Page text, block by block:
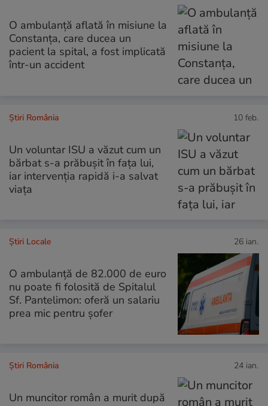
O ambulanță aflată în misiune la
Constanța, care ducea un
pacient la spital, a fost implicată
într-un accident
Știri România 10 feb.
Un voluntar ISU a văzut cum un
bărbat s-a prăbușit în fața lui,
iar intervenția rapidă i-a salvat
viața
Știri Locale 26 ian.
O ambulanță de 82.000 de euro
nu poate fi folosită de Spitalul
Sf. Pantelimon: oferă un salariu
prea mic pentru șofer
Știri România 24 ian.
Un muncitor român a murit după